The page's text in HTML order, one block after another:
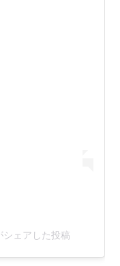
ェアした投稿